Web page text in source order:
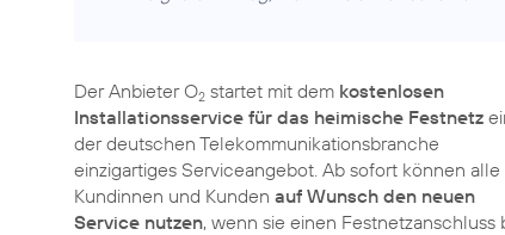
Der Anbieter O2 startet mit dem kostenlosen
Installationsservice für das heimische Festnetz
der deutschen Telekommunikationsbranche
einzigartiges Serviceangebot. Ab sofort können alle
Kundinnen und Kunden auf Wunsch den neuen
Service nutzen, wenn sie einen Festnetzanschluss